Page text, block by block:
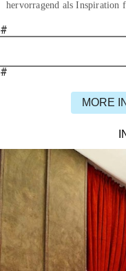
hervorragend als Inspiration
#
#
MORE